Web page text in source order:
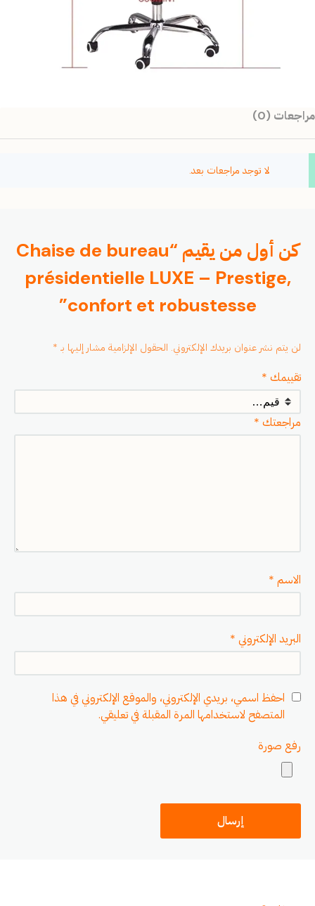
مراجعات (0)
لا توجد مراجعات بعد.
كن أول من يقيم “Chaise de bureau
présidentielle LUXE – Prestige,
confort et robustesse”
لن يتم نشر عنوان بريدك الإلكتروني. الحقول الإلزامية مشار إليها بـ *
تقييمك *
مراجعتك *
الاسم *
البريد الإلكتروني *
احفظ اسمي، بريدي الإلكتروني، والموقع الإلكتروني في هذا
المتصفح لاستخدامها المرة المقبلة في تعليقي.
رفع صورة